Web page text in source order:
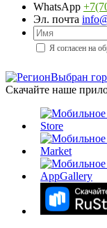
WhatsApp
Эл. почта
Я согласен на
Выбран
Скачайте наше